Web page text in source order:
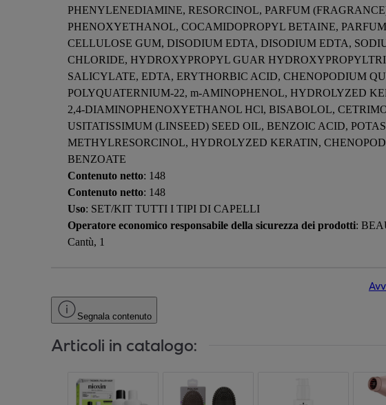
PHENYLENEDIAMINE, RESORCINOL, PARFUM
PHENOXYETHANOL, COCAMIDOPROPYL BETAINE,
CELLULOSE GUM, DISODIUM EDTA, DISODIUM EDTA,
CHLORIDE, HYDROXYPROPYL GUAR
SALICYLATE, EDTA, ERYTHORBIC ACID, CHENOPODIUM
POLYQUATERNIUM-22, m-AMINOPHENOL, HYDROLYZED
2,4-DIAMINOPHENOXYETHANOL HCl, BISABOLOL,
USITATISSIMUM (LINSEED) SEED OIL, BENZOIC ACID,
METHYLRESORCINOL, HYDROLYZED KERATIN,
BENZOATE
Contenuto netto: 148
Contenuto netto: 148
Uso: SET/KIT TUTTI I TIPI DI CAPELLI
Operatore economico responsabile della sicurezza dei prodotti:
Cantù, 1
Segnala contenuto
Articoli in catalogo: